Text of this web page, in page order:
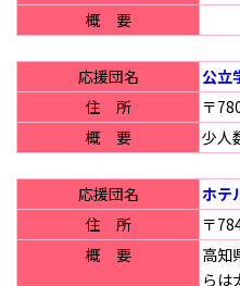
概 要
応援団名
公立
住 所
〒
概 要
少人
応援団名
ホテ
住 所
〒
概 要
高知
らは